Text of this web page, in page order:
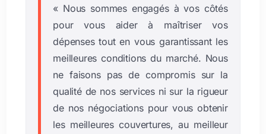
« Nous sommes engagés à vos côtés
pour vous aider à maîtriser vos
dépenses tout en vous garantissant les
meilleures conditions du marché. Nous
ne faisons pas de compromis sur la
qualité de nos services ni sur la rigueur
de nos négociations pour vous obtenir
les meilleures couvertures, au meilleur